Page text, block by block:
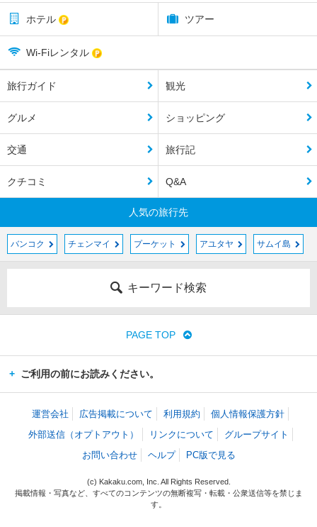
ホテル ツアー
Wi-Fiレンタル
旅行ガイド 観光
グルメ ショッピング
交通 旅行記
クチコミ Q&A
人気の旅行先
バンコク チェンマイ プーケット アユタヤ サムイ島
キーワード検索
PAGE TOP
ご利用の前にお読みください。
運営会社 広告掲載について 利用規約
個人情報保護方針
外部送信（オプトアウト）
リンクについて
グループサイト
お問い合わせ
ヘルプ PC版で見る
(c) Kakaku.com, Inc. All Rights Reserved.
掲載情報・写真など、すべてのコンテンツの無断複写・転載・公衆送信等を禁じま
す。